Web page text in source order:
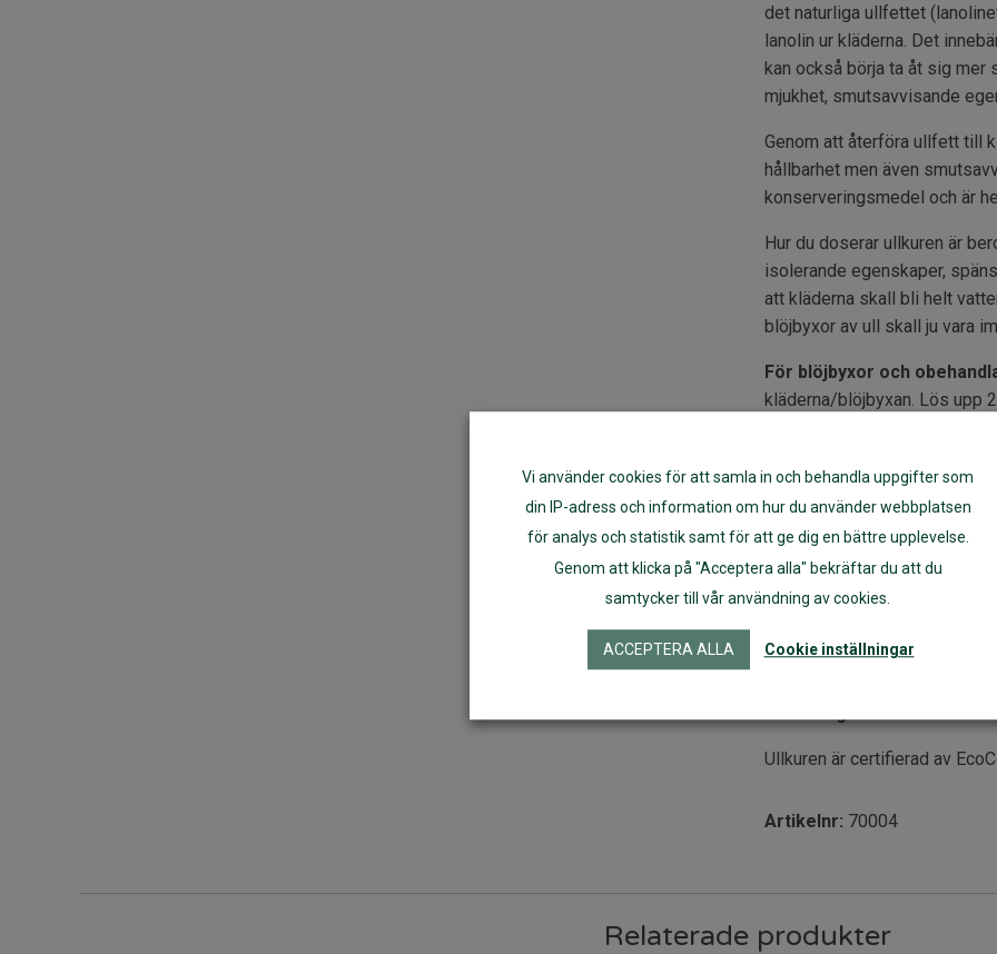
det naturliga ullfettet
lanolin ur kläderna. Det
kan också börja ta åt sig mer
mjukhet, smutsavvisande
Genom att återföra ullfett till
hållbarhet men även
konserveringsmedel och är
Hur du doserar ullkuren är
isolerande egenskaper,
att kläderna skall bli helt
blöjbyxor av ull skall ju vara
För blöjbyxor och
kläderna/blöjbyxan. Lös upp
vatten som är ca 30° C.
stå 4-6 timmar eller ev
sista sköljvattnet och låt dra i
rekommenderar vi att
Andra kläder av ull gör så
Ekologiskt lanolin
>30%. Innehåller ej
Förvaras
Ullkuren är certifierad av
Artikelnr: 70004
Relaterade produkter
Vi använder cookies för att samla in och behandla uppgifter som
din IP-adress och information om hur du använder webbplatsen
för analys och statistik samt för att ge dig en bättre upplevelse.
Genom att klicka på "Acceptera alla" bekräftar du att du
samtycker till vår användning av cookies.
ACCEPTERA ALLA Cookie inställningar